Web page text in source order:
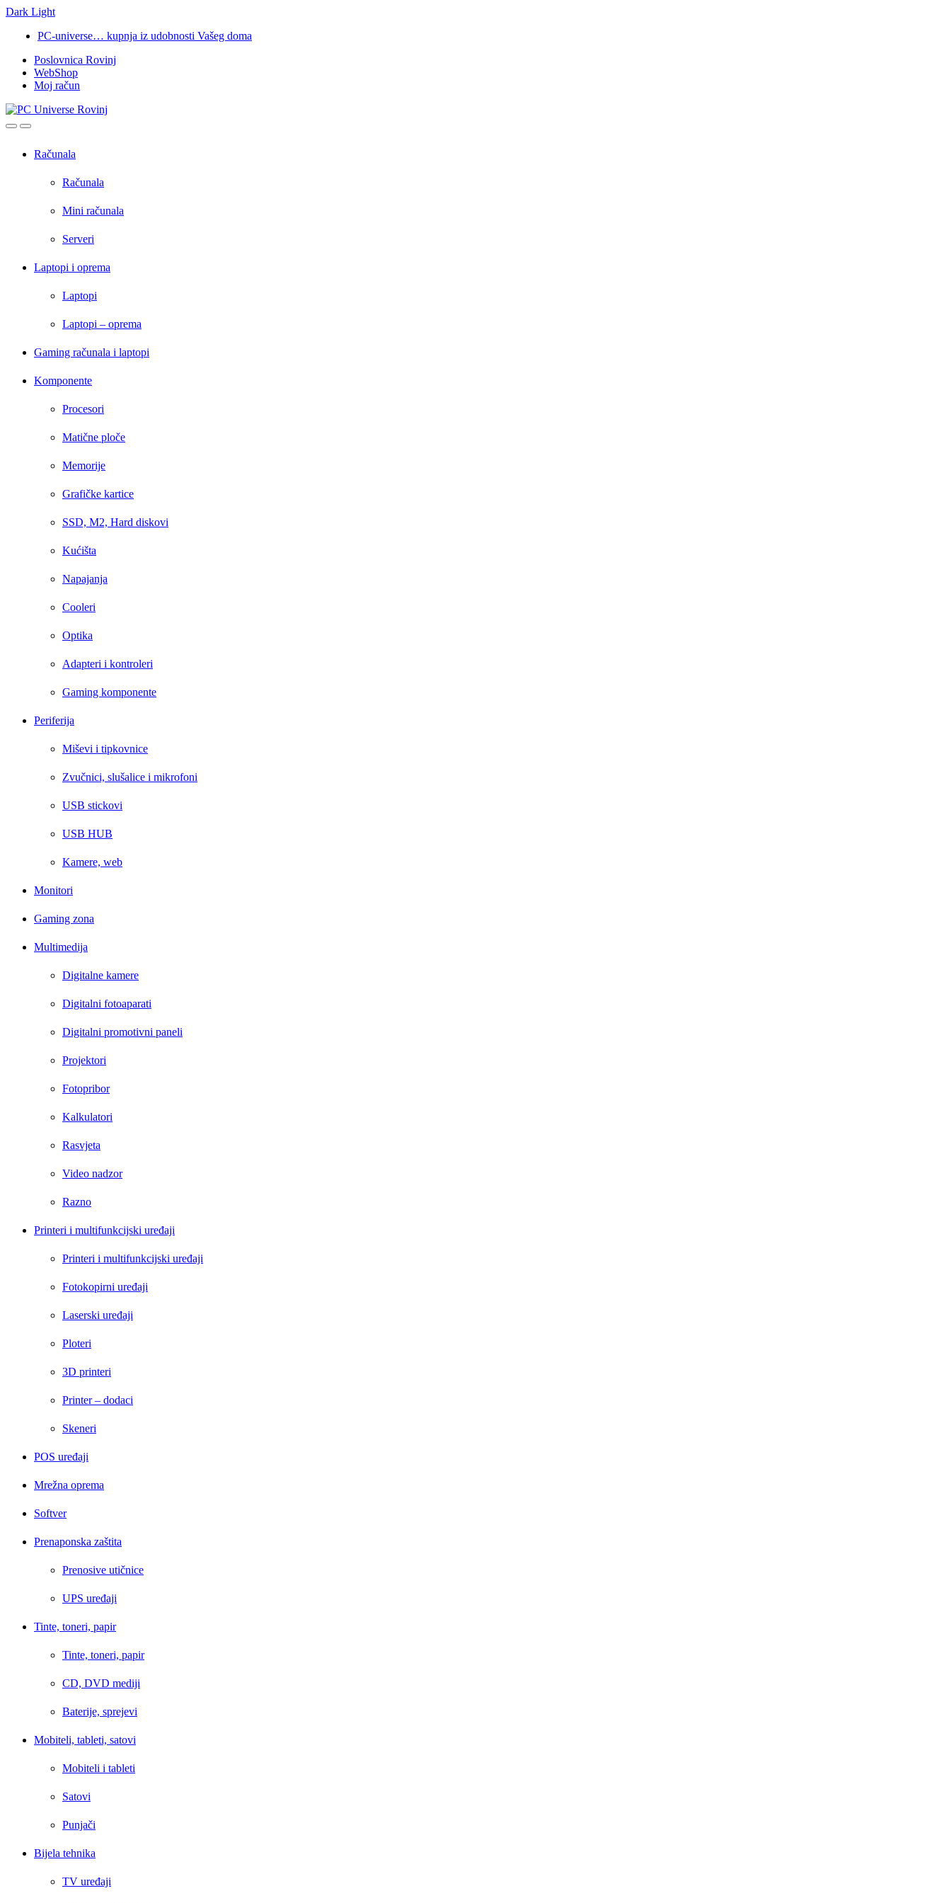
Dark Light
navigation
content
PC-universe… kupnja iz udobnosti Vašeg doma
Poslovnica Rovinj
WebShop
Moj račun
OpenClose
Računala
Računala
Mini računala
Serveri
Laptopi i oprema
Laptopi
Laptopi – oprema
Gaming računala i laptopi
Komponente
Procesori
Matične ploče
Memorije
Grafičke kartice
SSD, M2, Hard diskovi
Kućišta
Napajanja
Cooleri
Optika
Adapteri i kontroleri
Gaming komponente
Periferija
Miševi i tipkovnice
Zvučnici, slušalice i mikrofoni
USB stickovi
USB HUB
Kamere, web
Monitori
Gaming zona
Multimedija
Digitalne kamere
Digitalni fotoaparati
Digitalni promotivni paneli
Projektori
Fotopribor
Kalkulatori
Rasvjeta
Video nadzor
Razno
Printeri i multifunkcijski uređaji
Printeri i multifunkcijski uređaji
Fotokopirni uređaji
Laserski uređaji
Ploteri
3D printeri
Printer – dodaci
Skeneri
POS uređaji
Mrežna oprema
Softver
Prenaponska zaštita
Prenosive utičnice
UPS uređaji
Tinte, toneri, papir
Tinte, toneri, papir
CD, DVD mediji
Baterije, sprejevi
Mobiteli, tableti, satovi
Mobiteli i tableti
Satovi
Punjači
Bijela tehnika
TV uređaji